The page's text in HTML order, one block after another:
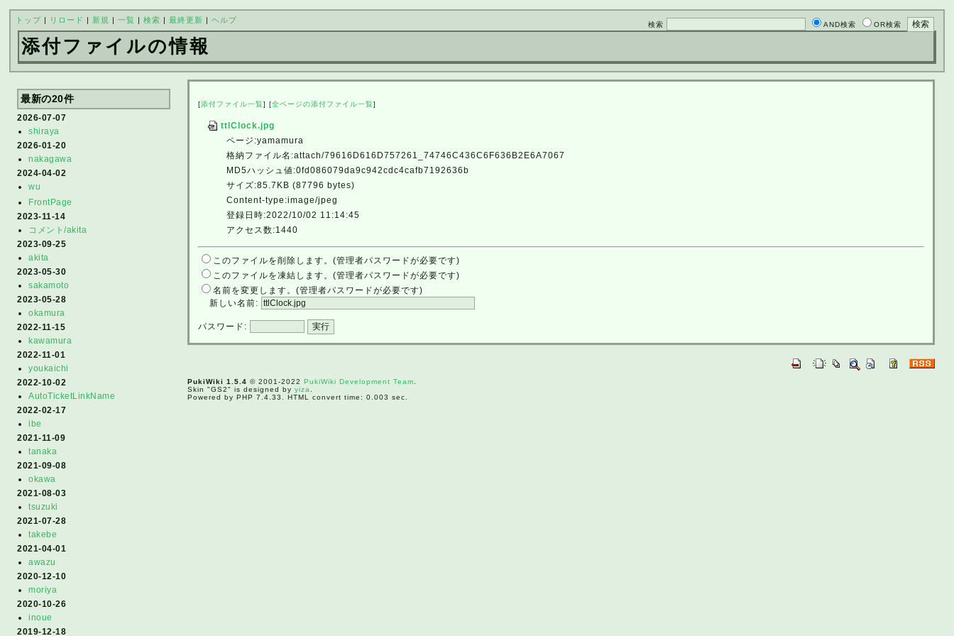
検索 AND検索 OR検索
トップ リロード |新規 |一覧 |検索 |最終更新 |ヘルプ
添付ファイルの情報
最新の20件
2026-07-07
shiraya
2026-01-20
nakagawa
2024-04-02
wu
FrontPage
2023-11-14
コメント/akita
2023-09-25
akita
2023-05-30
sakamoto
2023-05-28
okamura
2022-11-15
kawamura
2022-11-01
youkaichi
2022-10-02
AutoTicketLinkName
2022-02-17
ibe
2021-11-09
tanaka
2021-09-08
okawa
2021-08-03
tsuzuki
2021-07-28
takebe
2021-04-01
awazu
2020-12-10
moriya
2020-10-26
inoue
2019-12-18
[添付ファイル一覧] [全ページの添付ファイル一覧]
ttlClock.jpg
ページ:yamamura
格納ファイル名:attach/79616D616D757261_74746C436C6F636B2E6A7067
MD5ハッシュ値:0fd086079da9c942cdc4cafb7192636b
サイズ:85.7KB (87796 bytes)
Content-type:image/jpeg
登録日時:2022/10/02 11:14:45
アクセス数:1440
このファイルを削除します。(管理者パスワードが必要です)
このファイルを凍結します。(管理者パスワードが必要です)
名前を変更します。(管理者パスワードが必要です)
新しい名前:
パスワード:
PukiWiki 1.5.4 © 2001-2022 PukiWiki Development Team
Skin "GS2" is designed by yiza
Powered by PHP 7.4.33. HTML convert time: 0.003 sec.